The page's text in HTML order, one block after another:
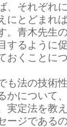
、それぞれ
にとどまれ
。青木先生
するように
おくことに
法の技術
かについて
実定法を教
ージである